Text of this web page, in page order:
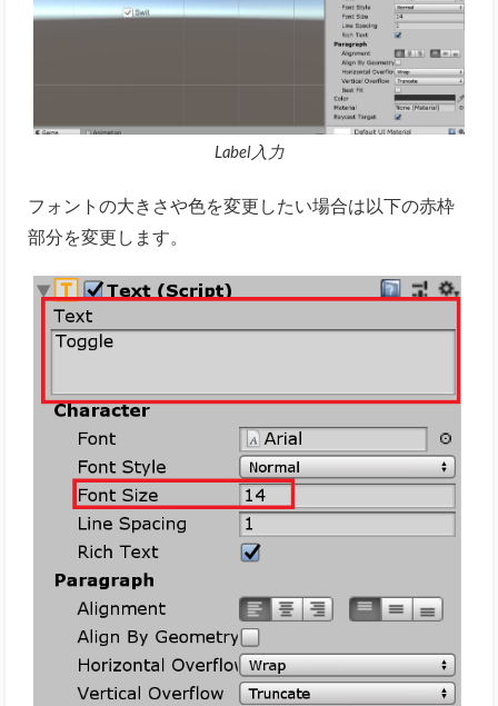
Label入力
フォントの大きさや色を変更したい場合は以下の赤枠
部分を変更します。